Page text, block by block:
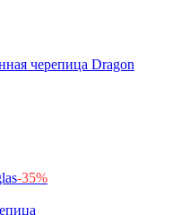
черепица Dragon
-35%